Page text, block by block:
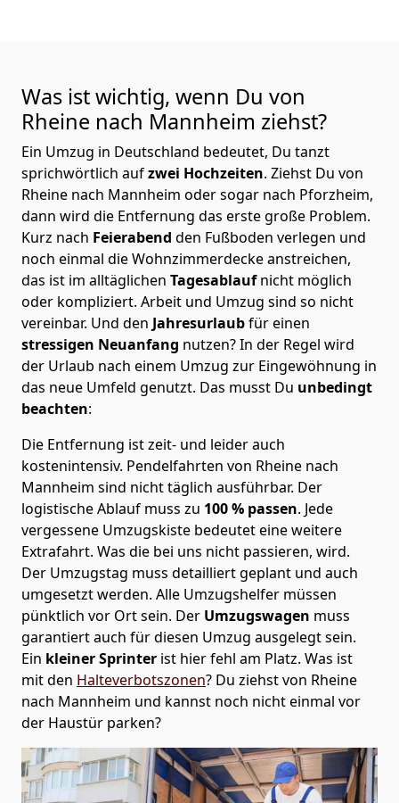
Was ist wichtig, wenn Du von
Rheine nach Mannheim ziehst?
Ein Umzug in Deutschland bedeutet, Du tanzt
sprichwörtlich aufzwei Hochzeiten. Ziehst Du von
Rheine nach Mannheim oder sogar nach Pforzheim,
dann wird die Entfernung das erste große Problem.
Kurz nach Feierabend den Fußboden verlegen und
noch einmal die Wohnzimmerdecke anstreichen,
das ist im alltäglichen Tagesablaufnicht möglich
oder kompliziert. Arbeit und Umzug sind so nicht
vereinbar. Und den Jahresurlaubfür einen
stressigen Neuanfang nutzen? In der Regel wird
der Urlaub nach einem Umzug zur Eingewöhnung in
das neue Umfeld genutzt. Das musst Du unbedingt
beachten:
Die Entfernung ist zeit- und leider auch
kostenintensiv. Pendelfahrten von Rheine nach
Mannheim sind nicht täglich ausführbar. Der
logistische Ablauf muss zu 100 % passen. Jede
vergessene Umzugskiste bedeutet eine weitere
Extrafahrt. Was die bei uns nicht passieren, wird.
Der Umzugstag muss detailliert geplant und auch
umgesetzt werden. Alle Umzugshelfer müssen
pünktlich vor Ort sein. Der Umzugswagen muss
garantiert auch für diesen Umzug ausgelegt sein.
Ein kleiner Sprinter ist hier fehl am Platz. Was ist
mit den Halteverbotszonen? Du ziehst von Rheine
nach Mannheim und kannst noch nicht einmal vor
der Haustür parken?